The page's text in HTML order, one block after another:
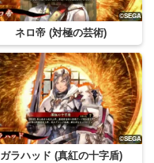
ネロ帝 (対極の芸術)
ガラハッド (真紅の十字盾)